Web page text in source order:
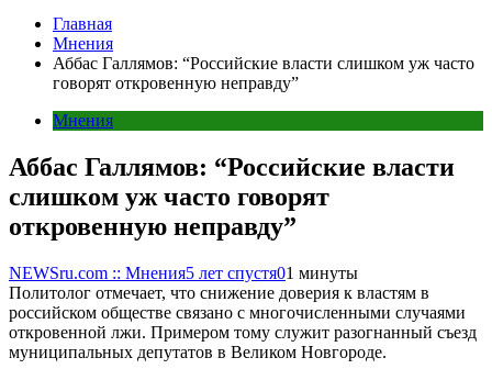
Главная
Мнения
Аббас Галлямов: “Российские власти слишком уж часто
говорят откровенную неправду”
Мнения
Аббас Галлямов: “Российские власти
слишком уж часто говорят
откровенную неправду”
NEWSru.com :: Мнения5 лет спустя01 минуты
Политолог отмечает, что снижение доверия к властям в
российском обществе связано с многочисленными случаями
откровенной лжи. Примером тому служит разогнанный съезд
муниципальных депутатов в Великом Новгороде.